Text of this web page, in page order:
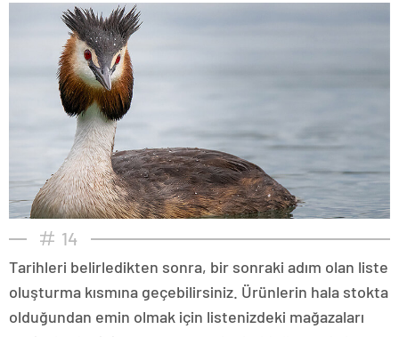
14
Tarihleri belirledikten sonra, bir sonraki adım olan liste
oluşturma kısmına geçebilirsiniz. Ürünlerin hala stokta
olduğundan emin olmak için listenizdeki mağazaları